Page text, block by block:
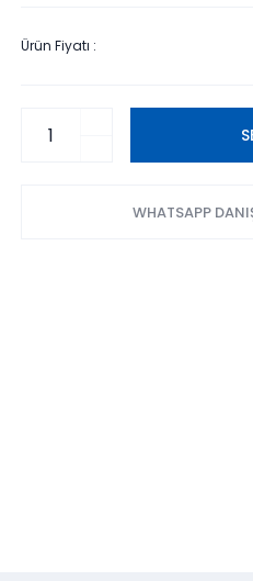
Ürün Fiyatı :
WHATSAPP